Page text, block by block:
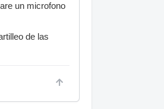
un microfono
de las